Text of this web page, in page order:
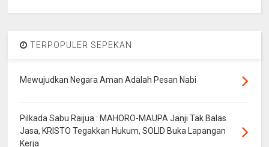
TERPOPULER SEPEKAN
Mewujudkan Negara Aman Adalah Pesan Nabi
Pilkada Sabu Raijua : MAHORO-MAUPA Janji Tak Balas
Jasa, KRISTO Tegakkan Hukum, SOLID Buka Lapangan
Kerja